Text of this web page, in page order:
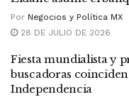
Por Negocios y Política MX
28 DE JULIO DE 2026
Fiesta mundialista y
buscadoras
Independencia